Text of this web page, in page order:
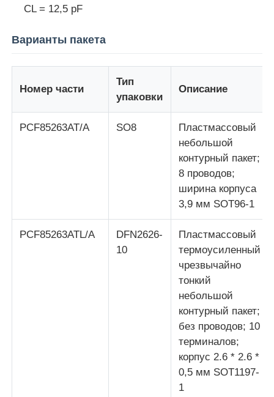
Микросхема EPROM
Радиочастотные интегральные схемы
Электронные компоненты
CL = 12,5 pF
Варианты пакета
Номер части
Тип
упаковки
Описание
PCF85263AT/A SO8
Пластмассовый
небольшой
контурный пакет;
8 проводов;
ширина корпуса
3,9 мм SOT96-1
PCF85263ATL/A
DFN2626-
10
Пластмассовый
термоусиленный
чрезвычайно
тонкий
небольшой
контурный пакет;
без проводов; 10
терминалов;
корпус 2.6 * 2.6 *
0,5 мм SOT1197-
1